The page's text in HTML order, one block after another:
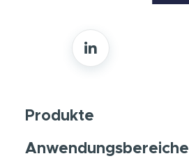
Produkte
Anwendungsbereiche